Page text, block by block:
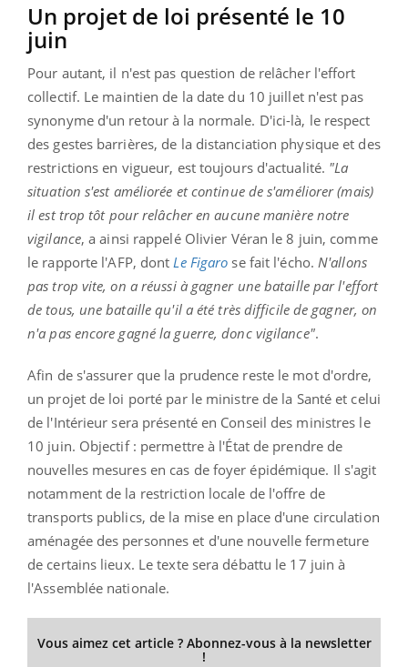
Un projet de loi présenté le 10
juin
Pour autant, il n'est pas question de relâcher l'effort
collectif. Le maintien de la date du 10 juillet n'est pas
synonyme d'un retour à la normale. D'ici-là, le respect
des gestes barrières, de la distanciation physique et des
restrictions en vigueur, est toujours d'actualité. "La
situation s'est améliorée et continue de s'améliorer (mais)
il est trop tôt pour relâcher en aucune manière notre
vigilance, a ainsi rappelé Olivier Véran le 8 juin, comme
le rapporte l'AFP, dontLe Figaro se fait l'écho.N'allons
pas trop vite, on a réussi à gagner une bataille par l'effort
de tous, une bataille qu'il a été très difficile de gagner, on
n'a pas encore gagné la guerre, donc vigilance".
Afin de s'assurer que la prudence reste le mot d'ordre,
un projet de loi porté par le ministre de la Santé et celui
de l'Intérieur sera présenté en Conseil des ministres le
10 juin. Objectif : permettre à l'État de prendre de
nouvelles mesures en cas de foyer épidémique. Il s'agit
notamment de la restriction locale de l'offre de
transports publics, de la mise en place d'une circulation
aménagée des personnes et d'une nouvelle fermeture
de certains lieux. Le texte sera débattu le 17 juin à
l'Assemblée nationale.
Vous aimez cet article ? Abonnez-vous à la newsletter
!